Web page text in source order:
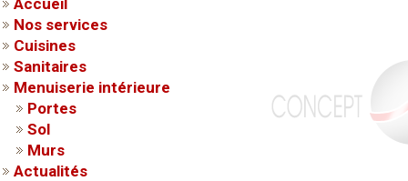
Accueil
Nos services
Cuisines
Sanitaires
Menuiserie intérieure
Portes
Sol
Murs
Actualités